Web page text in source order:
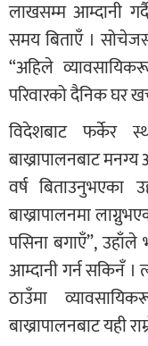
लाखसम्म आम्दानी
समय बिताएँ ।
“अहिले
परिवारको दैनिक घर
विदेशबाट फर्केर
बाख्रापालनबाट
वर्ष बिताउनुभएका
बाख्रापालनमा
पसिना बगाएँ”, उहाँले
आम्दानी गर्न सकिनँ
ठाउँमा
बाख्रापालनबाट यही